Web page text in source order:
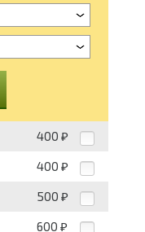
400 ₽
400 ₽
500 ₽
600 ₽